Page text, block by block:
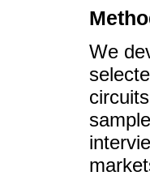
We